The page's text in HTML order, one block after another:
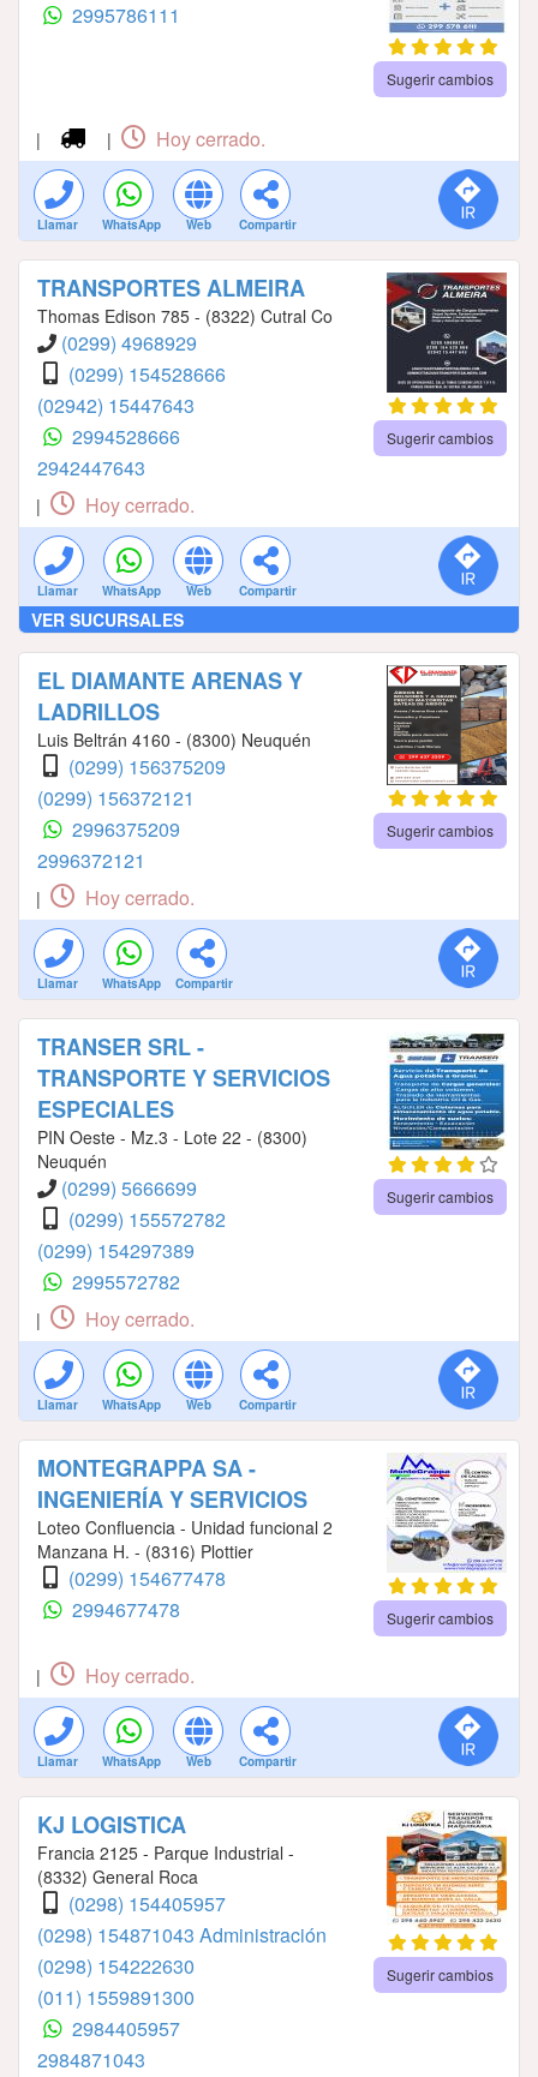
2995786111
Sugerir cambios
| | Hoy cerrado.
Llamar WhatsApp Web Compartir
TRANSPORTES ALMEIRA
Thomas Edison 785 - (8322) Cutral Co
(0299) 4968929
(0299) 154528666
(02942) 15447643
2994528666
2942447643
Sugerir cambios
| Hoy cerrado.
Llamar WhatsApp Web Compartir
VER SUCURSALES
EL DIAMANTE ARENAS Y
LADRILLOS
Luis Beltrán 4160 - (8300) Neuquén
(0299) 156375209
(0299) 156372121
2996375209
2996372121
Sugerir cambios
| Hoy cerrado.
Llamar WhatsApp Compartir
TRANSER SRL -
TRANSPORTE Y SERVICIOS
ESPECIALES
PIN Oeste - Mz.3 - Lote 22 - (8300)
Neuquén
(0299) 5666699
(0299) 155572782
(0299) 154297389
2995572782
Sugerir cambios
| Hoy cerrado.
Llamar WhatsApp Web Compartir
MONTEGRAPPA SA -
INGENIERÍA Y SERVICIOS
Loteo Confluencia - Unidad funcional 2
Manzana H. - (8316) Plottier
(0299) 154677478
2994677478
Sugerir cambios
| Hoy cerrado.
Llamar WhatsApp Web Compartir
KJ LOGISTICA
Francia 2125 - Parque Industrial -
(8332) General Roca
(0298) 154405957
(0298) 154871043 Administración
(0298) 154222630
(011) 1559891300
2984405957
2984871043
Sugerir cambios